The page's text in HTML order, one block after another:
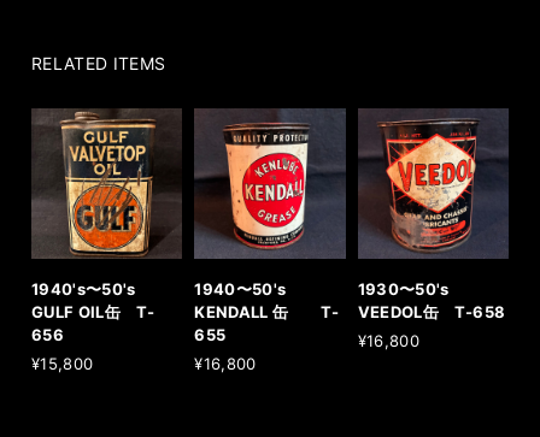
RELATED ITEMS
1940's〜50's
GULF OIL缶 T-
656
¥15,800
1940〜50's
KENDALL 缶 T-
655
¥16,800
1930〜50's
VEEDOL缶 T-658
¥16,800